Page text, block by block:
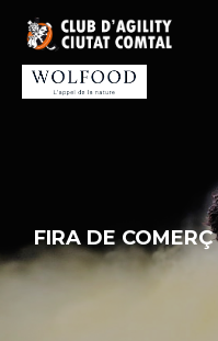
contingut
FIRA DE